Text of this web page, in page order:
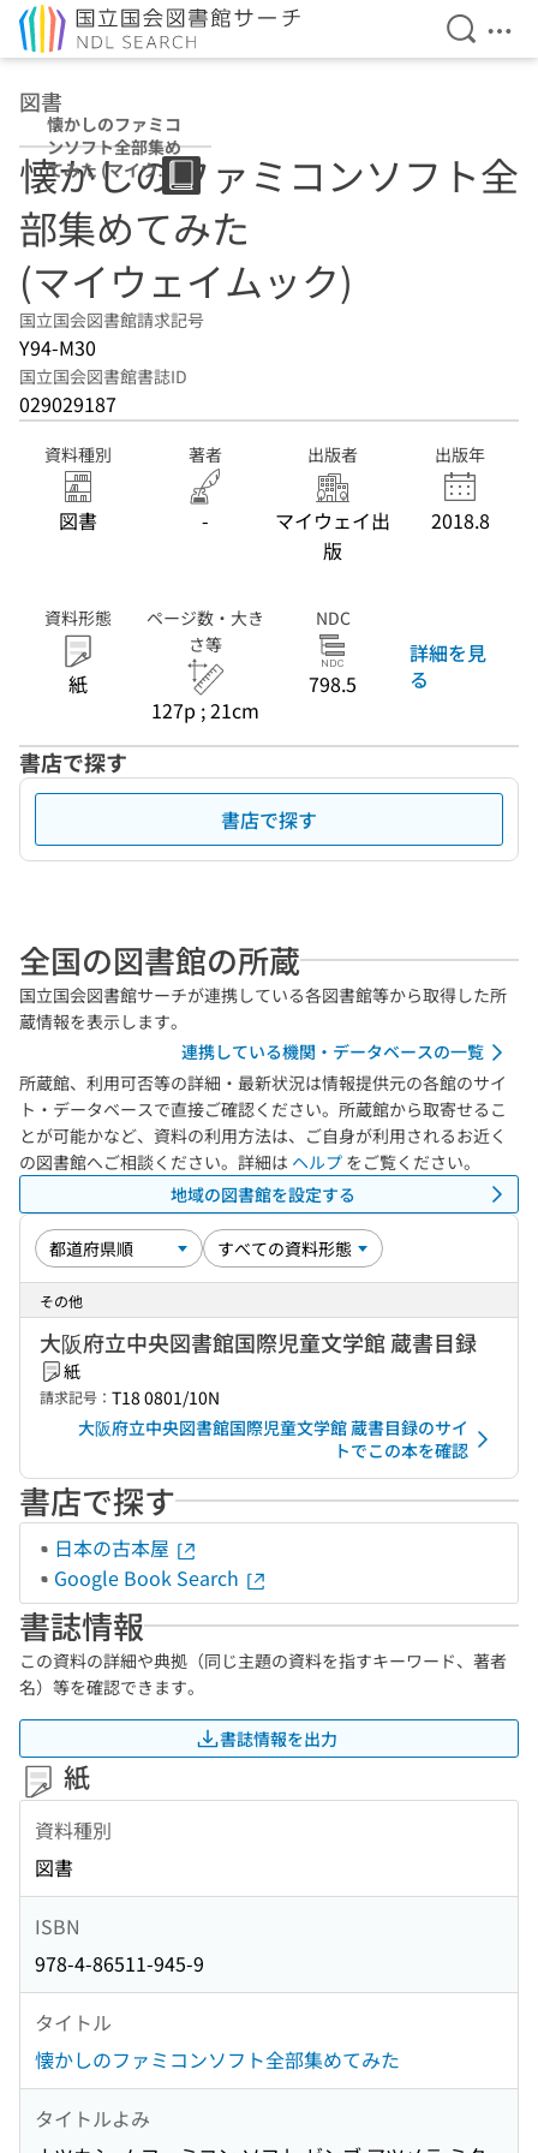
検索を
メ
図書
懐かしのファミコ
ンソフト全部集め
てみた (マイウェ
イムック)
懐かしのファミコンソフト全
部集めてみた
(マイウェイムック)
国立国会図書館請求記号
Y94-M30
国立国会図書館書誌ID
029029187
資料種別
図書
著者
-
出版者
マイウェイ出
版
出版年
2018.8
資料形態
紙
ページ数・大き
さ等
127p ; 21cm
NDC
798.5
詳細を見
る
書店で探す
書店で探す
全国の図書館の所蔵
国立国会図書館サーチが連携している各図書館等から取得した所
蔵情報を表示します。
連携している機関・データベースの一覧
所蔵館、利用可否等の詳細・最新状況は情報提供元の各館のサイ
ト・データベースで直接ご確認ください。所蔵館から取寄せるこ
とが可能かなど、資料の利用方法は、ご自身が利用されるお近く
の図書館へご相談ください。詳細は ヘルプ をご覧ください。
地域の図書館を設定する
その他
大阪府立中央図書館国際児童文学館 蔵書目録
紙
請求記号： T18 0801/10N
大阪府立中央図書館国際児童文学館 蔵書目録のサイ
トでこの本を確認
書店で探す
日本の古本屋
Google Book Search
書誌情報
この資料の詳細や典拠（同じ主題の資料を指すキーワード、著者
名）等を確認できます。
書誌情報を出力
紙
資料種別
図書
ISBN
978-4-86511-945-9
タイトル
懐かしのファミコンソフト全部集めてみた
タイトルよみ